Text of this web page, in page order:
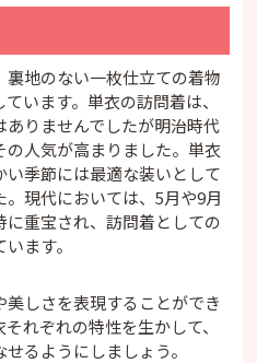
地のない一枚仕立ての着物
います。単衣の訪問着は、
りませんでしたが明治時代
人気が高まりました。単衣
季節には最適な装いとして
現代においては、5月や9月
重宝され、訪問着としての
ます。
しさを表現することができ
れぞれの特性を生かして、
るようにしましょう。